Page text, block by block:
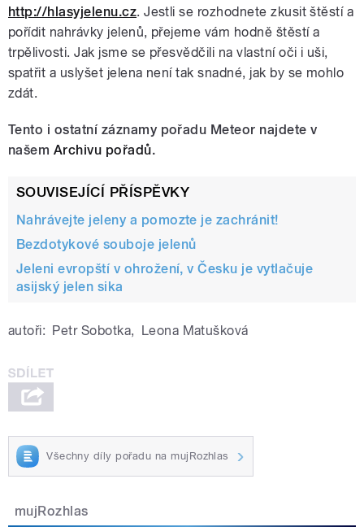
http://hlasyjelenu.cz. Jestli se rozhodnete zkusit štěstí a
pořídit nahrávky jelenů, přejeme vám hodně štěstí a
trpělivosti. Jak jsme se přesvědčili na vlastní oči i uši,
spatřit a uslyšet jelena není tak snadné, jak by se mohlo
zdát.
Tento i ostatní záznamy pořadu Meteor najdete v
našem Archivu pořadů.
SOUVISEJÍCÍ PŘÍSPĚVKY
Nahrávejte jeleny a pomozte je zachránit!
Bezdotykové souboje jelenů
Jeleni evropští v ohrožení, v Česku je vytlačuje
asijský jelen sika
autoři: Petr Sobotka, Leona Matušková
Všechny díly pořadu na mujRozhlas
mujRozhlas